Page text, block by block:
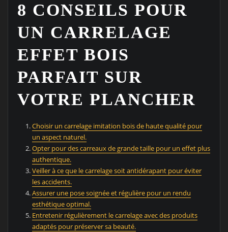
8 CONSEILS POUR
UN CARRELAGE
EFFET BOIS
PARFAIT SUR
VOTRE PLANCHER
Choisir un carrelage imitation bois de haute qualité pour
un aspect naturel.
Opter pour des carreaux de grande taille pour un effet plus
authentique.
Veiller à ce que le carrelage soit antidérapant pour éviter
les accidents.
Assurer une pose soignée et régulière pour un rendu
esthétique optimal.
Entretenir régulièrement le carrelage avec des produits
adaptés pour préserver sa beauté.